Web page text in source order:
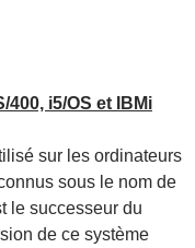
400, i5/OS et IBMi
sur les ordinateurs
sous le nom de
le successeur du
de ce système